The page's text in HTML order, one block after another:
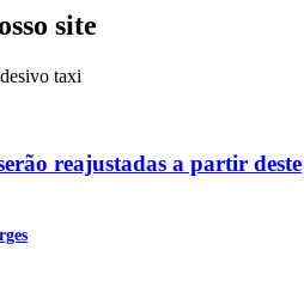
site
reajustadas a partir deste